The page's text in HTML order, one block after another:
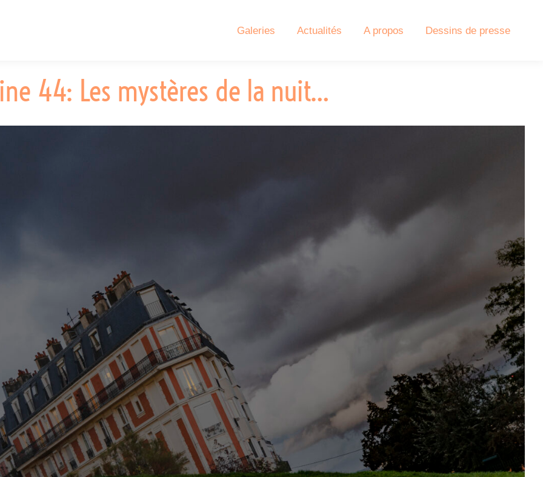
Galeries Actualités A propos Dessins de presse
44: Les mystères de la nuit…